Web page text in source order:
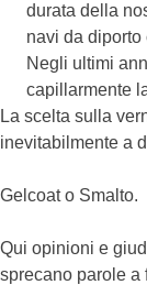
durata della
navi da diporto
Negli ultimi
capillarmente
La scelta sulla
inevitabilmente a
Gelcoat o Smalto.
Qui opinioni e
sprecano parole a